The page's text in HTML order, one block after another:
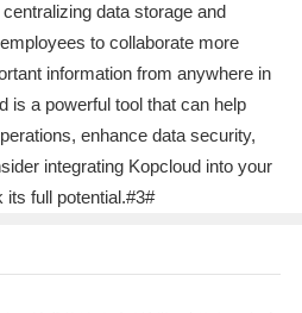
data storage and
to collaborate more
information from anywhere in
is a powerful tool that can help
enhance data security,
integrating Kopcloud into your
full potential.#3#